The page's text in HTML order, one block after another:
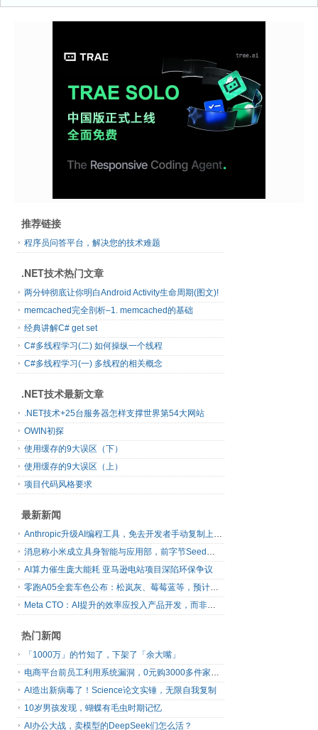
推荐链接
程序员问答平台，解决您的技术难题
.NET技术热门文章
两分钟彻底让你明白Android Activity生命周期(图文)!
memcached完全剖析–1. memcached的基础
经典讲解C# get set
C#多线程学习(二) 如何操纵一个线程
C#多线程学习(一) 多线程的相关概念
.NET技术最新文章
.NET技术+25台服务器怎样支撑世界第54大网站
OWIN初探
使用缓存的9大误区（下）
使用缓存的9大误区（上）
项目代码风格要求
最新新闻
Anthropic升级AI编程工具，免去开发者手动复制上下文
消息称小米成立具身智能与应用部，前字节Seed孔涛挂帅
AI算力催生庞大能耗 亚马逊电站项目深陷环保争议
零跑A05全套车色公布：松岚灰、莓莓蓝等，预计明日上市
Meta CTO：AI提升的效率应投入产品开发，而非增加休假
热门新闻
「1000万」的竹知了，下架了「余大嘴」
电商平台前员工利用系统漏洞，0元购3000多件家电！
AI造出新病毒了！Science论文实锤，无限自我复制
10岁男孩发现，蝴蝶有毛虫时期记忆
AI办公大战，卖模型的DeepSeek们怎么活？